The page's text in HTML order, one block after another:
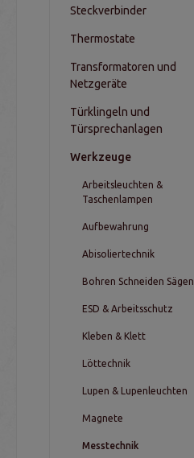
Steckverbinder
Thermostate
Transformatoren und
Netzgeräte
Türklingeln und
Türsprechanlagen
Werkzeuge
Arbeitsleuchten &
Taschenlampen
Aufbewahrung
Abisoliertechnik
Bohren Schneiden Sägen
ESD & Arbeitsschutz
Kleben & Klett
Löttechnik
Lupen & Lupenleuchten
Magnete
Messtechnik